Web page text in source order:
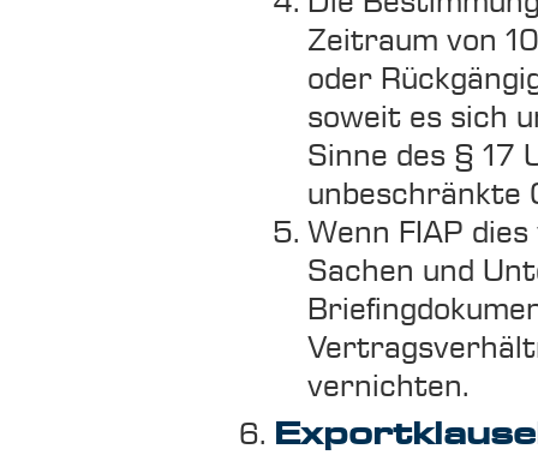
Zeitraum von
oder
soweit es sich
Sinne des § 17
unbeschränkte
Wenn FIAP
Sachen und
vernichten.